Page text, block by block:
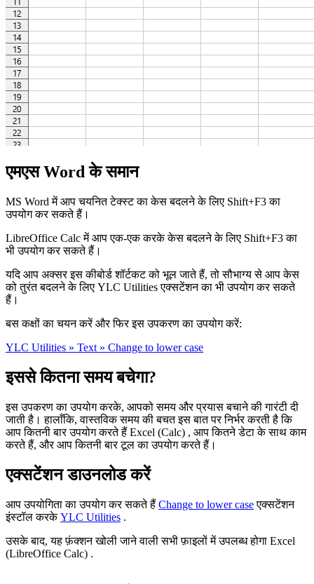
एमएस Word के समान
MS Word में आप चयनित टेक्स्ट का केस बदलने के लिए Shift+F3 का
उपयोग कर सकते हैं।
LibreOffice Calc में आप एक-एक करके केस बदलने के लिए Shift+F3 का
भी उपयोग कर सकते हैं।
यदि आप अक्सर इस कीबोर्ड शॉर्टकट को भूल जाते हैं, तो सौभाग्य से आप केस
को तुरंत बदलने के लिए YLC Utilities एक्सटेंशन का भी उपयोग कर सकते
हैं।
बस कक्षों का चयन करें और फिर इस उपकरण का उपयोग करें:
YLC Utilities » Text » Change to lower case
इससे कितना समय बचेगा?
इस उपकरण का उपयोग करके, आपको समय और प्रयास बचाने की गारंटी दी
जाती है। हालाँकि, वास्तविक समय की बचत इस बात पर निर्भर करती है कि
आप कितनी बार उपयोग करते हैं Excel (Calc) , आप कितने डेटा के साथ काम
करते हैं, और आप कितनी बार टूल का उपयोग करते हैं।
एक्सटेंशन डाउनलोड करें
आप उपयोगिता का उपयोग कर सकते हैं Change to lower caseएक्सटेंशन
इंस्टॉल करकेYLC Utilities .
उसके बाद, यह फ़ंक्शन खोली जाने वाली सभी फ़ाइलों में उपलब्ध होगा Excel
(LibreOffice Calc) .